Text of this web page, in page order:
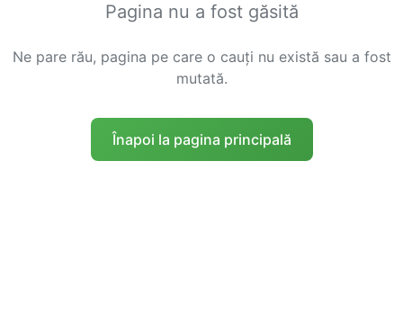
Pagina nu a fost găsită
Ne pare rău, pagina pe care o cauți nu există sau a fost
mutată.
Înapoi la pagina principală